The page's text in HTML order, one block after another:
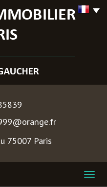
75007 Paris